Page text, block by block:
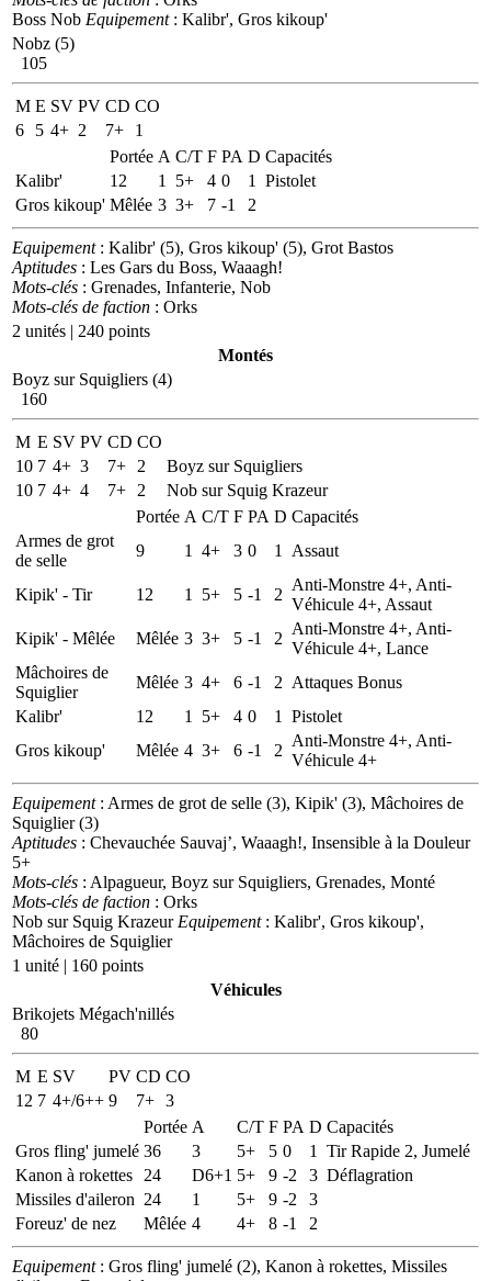
Boss Nob Equipement: Kalibr', Gros kikoup'
Nobz (5)
105
M E SV PV CD CO
6
5 4+ 2 7+
1
Portée A C/T F PA D Capacités
Kalibr'
12 1 5+ 4 0 1
Pistolet
Gros kikoup' Mêlée 3 3+ 7 -1 2
Equipement: Kalibr' (5), Gros kikoup' (5), Grot Bastos
Aptitudes : Les Gars du Boss, Waaagh!
Mots-clés : Grenades, Infanterie, Nob
Mots-clés de faction : Orks
2 unités | 240 points
Montés
Boyz sur Squigliers (4)
160
M E SV PV CD CO
10 7 4+ 3 7+ 2
Boyz sur Squigliers
10 7 4+ 4 7+ 2
Nob sur Squig Krazeur
Portée A C/T F PA D Capacités
Armes de grot
de selle
9 1 4+ 3 0 1 Assaut
Kipik' - Tir 12 1 5+ 5 -1 2
Anti-Monstre 4+, Anti-
Véhicule 4+, Assaut
Kipik' - Mêlée
Mêlée 3 3+ 5 -1 2
Anti-Monstre 4+, Anti-
Véhicule 4+, Lance
Mâchoires de
Squiglier
Mêlée 3 4+ 6 -1 2 Attaques Bonus
Kalibr'
12 1 5+ 4 0 1
Pistolet
Gros kikoup'
Mêlée 4 3+ 6 -1 2
Anti-Monstre 4+, Anti-
Véhicule 4+
Equipement: Armes de grot de selle (3), Kipik' (3), Mâchoires de
Squiglier (3)
Aptitudes : Chevauchée Sauvaj’, Waaagh!, Insensible à la Douleur
5+
Mots-clés : Alpagueur, Boyz sur Squigliers, Grenades, Monté
Mots-clés de faction : Orks
Nob sur Squig Krazeur Equipement: Kalibr', Gros kikoup',
Mâchoires de Squiglier
1 unité | 160 points
Véhicules
Brikojets Mégach'nillés
80
M E SV PV CD CO
12 7 4+/6++ 9 7+ 3
Portée A C/T F PA D Capacités
Gros fling' jumelé 36 3 5+ 5 0 1
Tir Rapide 2, Jumelé
Kanon à rokettes
24 D6+1 5+ 9 -2 3 Déflagration
Missiles d'aileron 24 1 5+ 9 -2
3
Foreuz' de nez
Mêlée 4 4+ 8 -1 2
Equipement: Gros fling' jumelé (2), Kanon à rokettes, Missiles